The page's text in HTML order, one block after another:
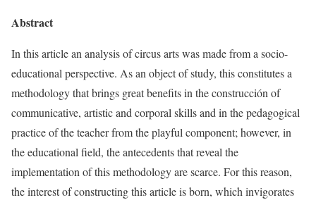
Abstract
In this article an analysis of circus arts was made from a socio-
educational perspective. As an object of study, this constitutes a
methodology that brings great benefits in the construcción of
communicative, artistic and corporal skills and in the pedagogical
practice of the teacher from the playful component; however, in
the educational field, the antecedents that reveal the
implementation of this methodology are scarce. For this reason,
the interest of constructing this article is born, which invigorates